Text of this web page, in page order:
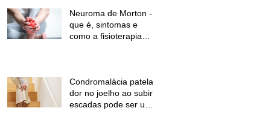
Neuroma de Morton - o
que é, sintomas e
como a fisioterapia
Condromalácia patelar:
dor no joelho ao subir
escadas pode ser um